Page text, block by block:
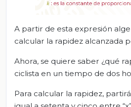
A partir de esta expresión
calcular la rapidez alcanzada
Ahora, se quiere saber ¿qué
ciclista en un tiempo de dos
Para calcular la rapidez,